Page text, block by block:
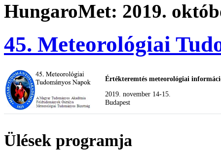
HungaroMet: 2019.
45. Meteorológiai
Értékteremtés meteorológiai
2019. november 14-15.
Budapest
Ülések programja